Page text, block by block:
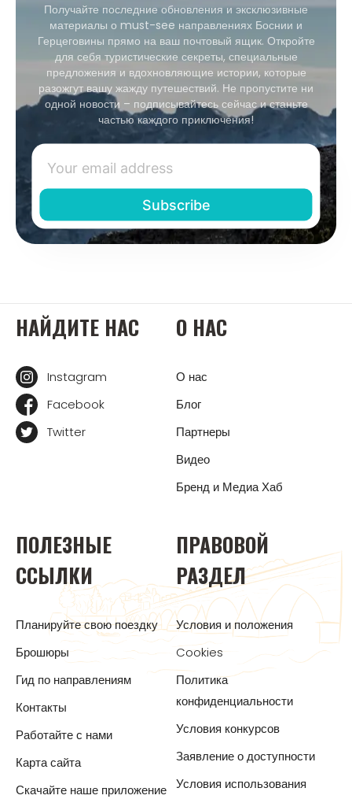
Получайте последние обновления и эксклюзивные
материалы о must-see направлениях Боснии и
Герцеговины прямо на ваш почтовый ящик. Откройте
для себя туристические секреты, специальные
предложения и вдохновляющие истории, которые
разожгут вашу жажду путешествий. Не пропустите ни
одной новости – подписывайтесь сейчас и станьте
частью каждого приключения!
НАЙДИТЕ НАС
Instagram
Facebook
Twitter
О НАС
О нас
Блог
Партнеры
Видео
Бренд и Медиа Хаб
ПОЛЕЗНЫЕ
ССЫЛКИ
Планируйте свою поездку
Брошюры
Гид по направлениям
Контакты
Работайте с нами
Карта сайта
Скачайте наше приложение
ПРАВОВОЙ
РАЗДЕЛ
Условия и положения
Cookies
Политика
конфиденциальности
Условия конкурсов
Заявление о доступности
Условия использования